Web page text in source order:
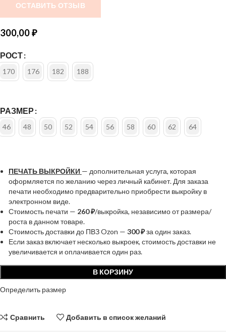
ОСТАВИТЬ ОТЗЫВ
300,00₽
РОСТ
170 176 182 188
РАЗМЕР
46 48 50 52 54 56 58 60 62 64
ПЕЧАТЬ ВЫКРОЙКИ — дополнительная услуга, которая
оформляется по желанию через личный кабинет. Для заказа
печати необходимо предварительно приобрести выкройку в
электронном виде.
Стоимость печати — 260 ₽/выкройка, независимо от размера/
роста в данном товаре.
Стоимость доставки до ПВЗ Ozon — 300 ₽за один заказ.
Если заказ включает несколько выкроек, стоимость доставки не
увеличивается и оплачивается один раз.
В КОРЗИНУ
Определить размер
Сравнить Добавить в список желаний